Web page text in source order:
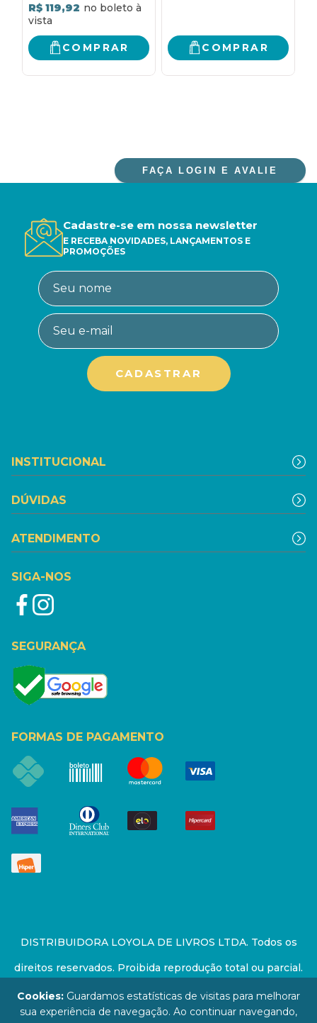
R$ 119,92
COMPRAR COMPRAR
FAÇA LOGIN E AVALIE
Cadastre-se em nossa newsletter
E RECEBA NOVIDADES, LANÇAMENTOS E
PROMOÇÕES
INSTITUCIONAL
DÚVIDAS
ATENDIMENTO
SIGA-NOS
SEGURANÇA
FORMAS DE PAGAMENTO
DISTRIBUIDORA LOYOLA DE LIVROS LTDA. Todos os
direitos reservados. Proibida reprodução total ou parcial.
Preços e estoque sujeito a alterações sem aviso prévio.
67.946.814/0001-94 - LOJA - Rua Senador Feijó - São
Cookies: Guardamos estatísticas de visitas para melhorar
sua experiência de navegação. Ao continuar navegando,